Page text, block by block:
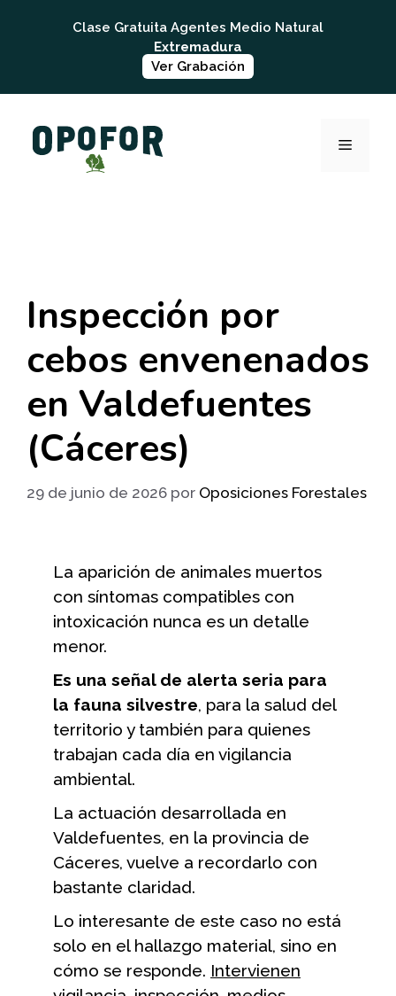
Clase Gratuita Agentes Medio Natural
Extremadura
Ver Grabación
MENÚ
Inspección por
cebos envenenados
en Valdefuentes
(Cáceres)
29 de junio de 2026 por Oposiciones Forestales
La aparición de animales muertos
con síntomas compatibles con
intoxicación nunca es un detalle
menor.
Es una señal de alerta seria para
la fauna silvestre, para la salud del
territorio y también para quienes
trabajan cada día en vigilancia
ambiental.
La actuación desarrollada en
Valdefuentes, en la provincia de
Cáceres, vuelve a recordarlo con
bastante claridad.
Lo interesante de este caso no está
solo en el hallazgo material, sino en
cómo se responde. Intervienen